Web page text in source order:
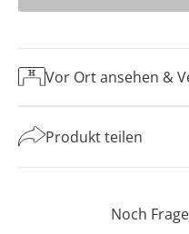
Vor Ort ansehen &
Produkt teilen
Noch